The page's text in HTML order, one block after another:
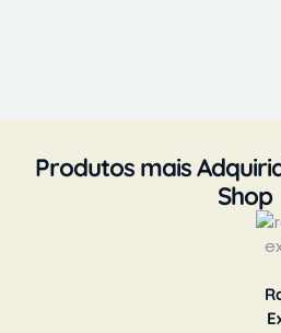
Produtos mais
Shop